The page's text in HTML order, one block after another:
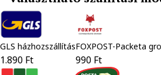
GLS házhozszállítás
1.890 Ft
FOXPOST-Packeta
990 Ft